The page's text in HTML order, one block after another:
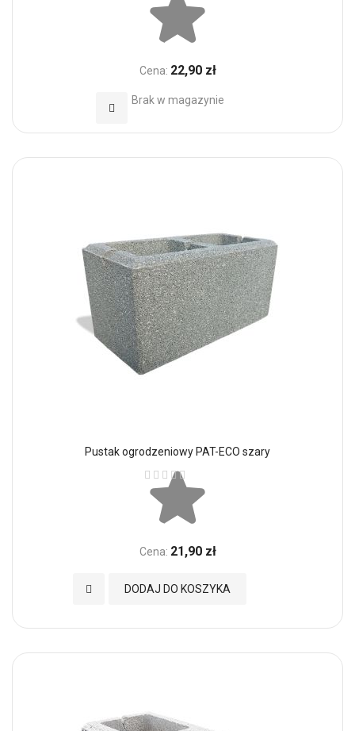
Cena: 22,90 zł
Brak w magazynie
Dodaj do Ulubionych
Pustak ogrodzeniowy PAT-ECO szary
Ocena:
Cena: 21,90 zł
DODAJ DO KOSZYKA
Dodaj do Ulubionych